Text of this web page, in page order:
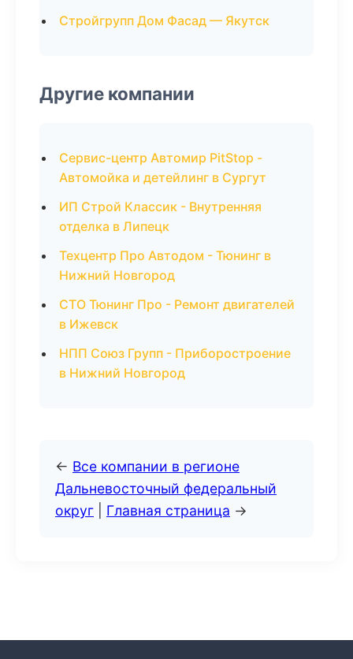
Стройгрупп Дом Фасад — Якутск
Другие компании
Сервис-центр Автомир PitStop -
Автомойка и детейлинг в Сургут
ИП Строй Классик - Внутренняя
отделка в Липецк
Техцентр Про Автодом - Тюнинг в
Нижний Новгород
СТО Тюнинг Про - Ремонт двигателей
в Ижевск
НПП Союз Групп - Приборостроение
в Нижний Новгород
← Все компании в регионе
Дальневосточный федеральный
округ
Главная страница →